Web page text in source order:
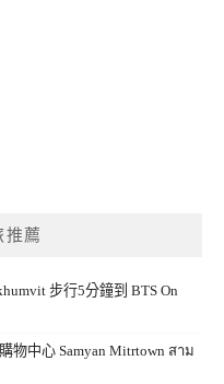
推薦
步行5分鐘到 BTS On
物中心 Samyan Mitrtown สาม